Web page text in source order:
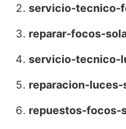
servicio-tecnico-
reparar-focos-
servicio-tecnico-
reparacion-luces-
repuestos-focos-